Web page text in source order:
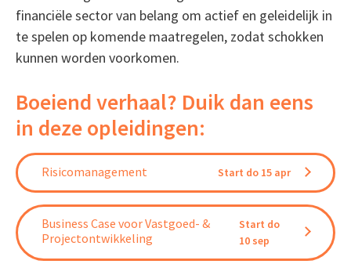
financiële sector van belang om actief en geleidelijk in
te spelen op komende maatregelen, zodat schokken
kunnen worden voorkomen.
Boeiend verhaal? Duik dan eens
in deze opleidingen:
Risicomanagement Start do 15 apr
Business Case voor Vastgoed- &
Projectontwikkeling
Start do
10 sep